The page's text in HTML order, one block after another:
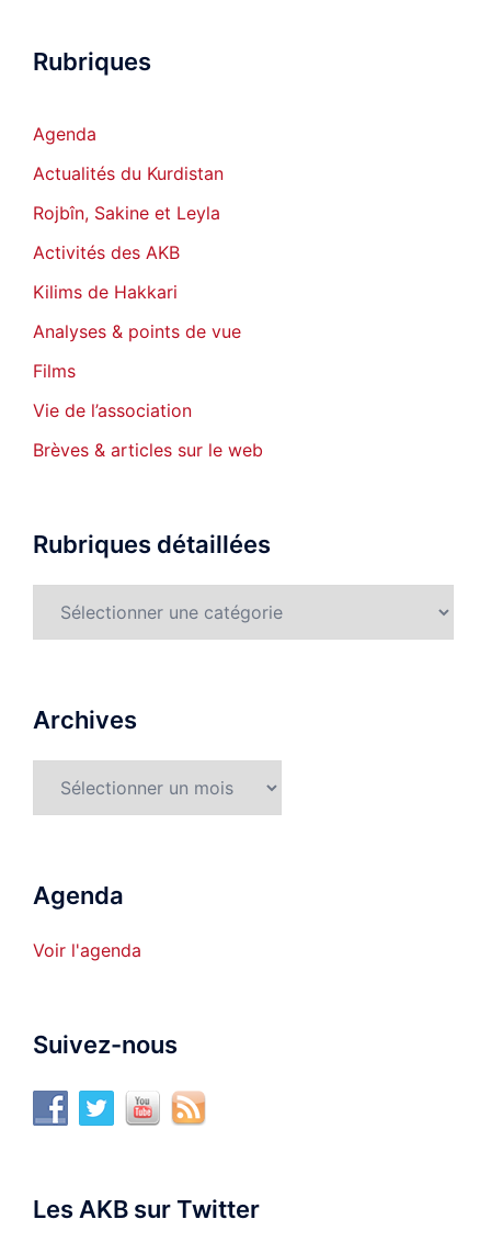
Rubriques
Agenda
Actualités du Kurdistan
Rojbîn, Sakine et Leyla
Activités des AKB
Kilims de Hakkari
Analyses & points de vue
Films
Vie de l’association
Brèves & articles sur le web
Rubriques détaillées
Archives
Agenda
Voir l'agenda
Suivez-nous
Les AKB sur Twitter